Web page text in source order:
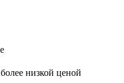
низкой ценой